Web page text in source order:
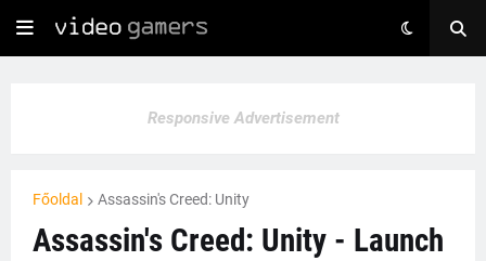
Responsive Advertisement
Főoldal Assassin's Creed: Unity
Assassin's Creed: Unity - Launch